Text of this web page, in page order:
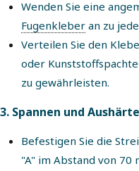
Wenden Sie eine
Fugenkleber an zu
Verteilen Sie den
oder
zu gewährleisten.
3. Spannen und
Befestigen Sie die
"A" im Abstand von 70